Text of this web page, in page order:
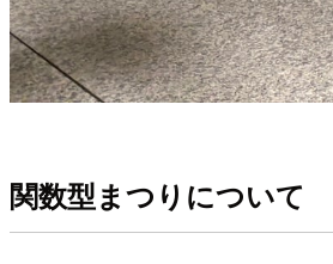
関数型まつりについて